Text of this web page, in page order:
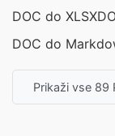
DOC do XLSX
DOC do
Prikaži vse